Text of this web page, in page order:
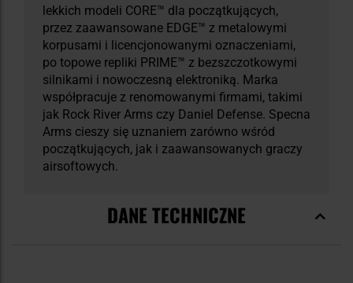
lekkich modeli CORE™ dla początkujących,
przez zaawansowane EDGE™ z metalowymi
korpusami i licencjonowanymi oznaczeniami,
po topowe repliki PRIME™ z bezszczotkowymi
silnikami i nowoczesną elektroniką. Marka
współpracuje z renomowanymi firmami, takimi
jak Rock River Arms czy Daniel Defense. Specna
Arms cieszy się uznaniem zarówno wśród
początkujących, jak i zaawansowanych graczy
airsoftowych.
DANE TECHNICZNE